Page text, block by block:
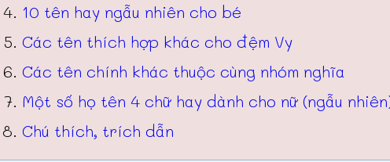
10 tên hay ngẫu nhiên cho bé
Các tên thích hợp khác cho đệm Vy
Các tên chính khác thuộc cùng nhóm nghĩa
Một số họ tên 4 chữ hay dành cho nữ (ngẫu
Chú thích, trích dẫn